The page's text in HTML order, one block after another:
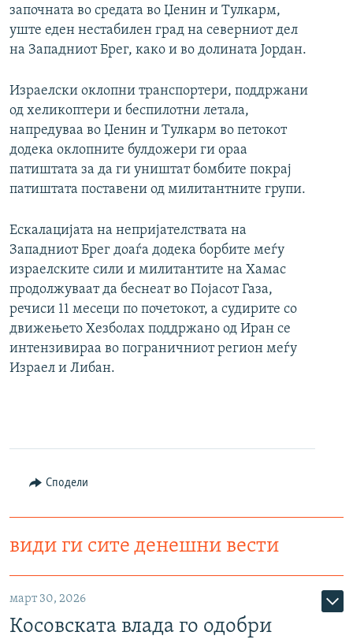
започната во средата во Џенин и Тулкарм,
уште еден нестабилен град на северниот дел
на Западниот Брег, како и во долината Јордан.
Израелски оклопни транспортери, поддржани
од хеликоптери и беспилотни летала,
напредуваа во Џенин и Тулкарм во петокот
додека оклопните булдожери ги ораа
патиштата за да ги уништат бомбите покрај
патиштата поставени од милитантните групи.
Ескалацијата на непријателствата на
Западниот Брег доаѓа додека борбите меѓу
израелските сили и милитантите на Хамас
продолжуваат да беснеат во Појасот Газа,
речиси 11 месеци по почетокот, а судирите со
движењето Хезболах поддржано од Иран се
интензивираа во пограничниот регион меѓу
Израел и Либан.
Сподели
види ги сите денешни вести
март 30, 2026
Косовската влада го одобри